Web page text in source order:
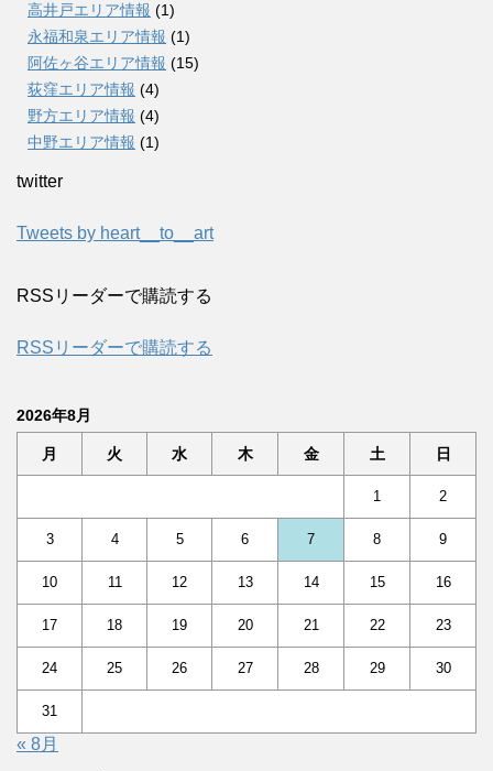
高井戸エリア情報 (1)
永福和泉エリア情報 (1)
阿佐ヶ谷エリア情報 (15)
荻窪エリア情報 (4)
野方エリア情報 (4)
中野エリア情報 (1)
twitter
Tweets by heart__to__art
RSSリーダーで購読する
RSSリーダーで購読する
2026年8月
月 火 水 木 金 土 日
1 2
3 4 5 6 7 8 9
10 11 12 13 14 15 16
17 18 19 20 21 22 23
24 25 26 27 28 29 30
31
« 8月